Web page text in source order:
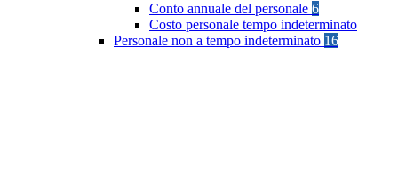
Conto annuale del personale 6
Costo personale tempo indeterminato
Personale non a tempo indeterminato 16